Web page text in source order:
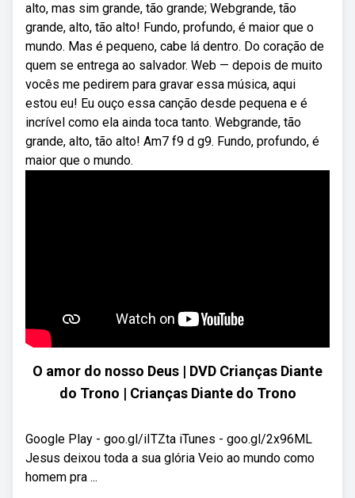
alto, mas sim grande, tão grande; Webgrande, tão
grande, alto, tão alto! Fundo, profundo, é maior que o
mundo. Mas é pequeno, cabe lá dentro. Do coração de
quem se entrega ao salvador. Web — depois de muito
vocês me pedirem para gravar essa música, aqui
estou eu! Eu ouço essa canção desde pequena e é
incrível como ela ainda toca tanto. Webgrande, tão
grande, alto, tão alto! Am7 f9 d g9. Fundo, profundo, é
maior que o mundo.
O amor do nosso Deus | DVD Crianças Diante
do Trono | Crianças Diante do Trono
Google Play - goo.gl/iITZta iTunes - goo.gl/2x96ML
Jesus deixou toda a sua glória Veio ao mundo como
homem pra ...